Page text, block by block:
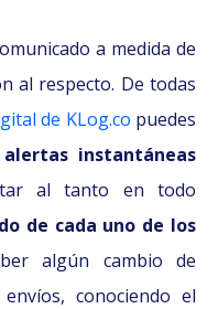
a medida de
al respecto. De todas
de KLog.co puedes
instantáneas
al tanto en todo
de cada uno de los
algún cambio de
conociendo el